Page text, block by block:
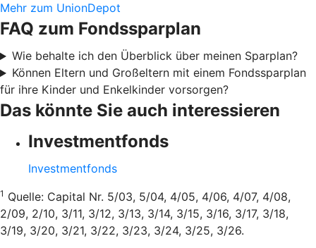
Mehr zum UnionDepot
FAQ zum Fondssparplan
Wie behalte ich den Überblick über meinen Sparplan?
Können Eltern und Großeltern mit einem Fondssparplan
für ihre Kinder und Enkelkinder vorsorgen?
Das könnte Sie auch interessieren
Investmentfonds
Investmentfonds
1 Quelle: Capital Nr. 5/03, 5/04, 4/05, 4/06, 4/07, 4/08,
2/09, 2/10, 3/11, 3/12, 3/13, 3/14, 3/15, 3/16, 3/17, 3/18,
3/19, 3/20, 3/21, 3/22, 3/23, 3/24, 3/25, 3/26.